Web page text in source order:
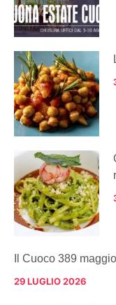
Il Cuoco 389
29 LUGLIO 2026